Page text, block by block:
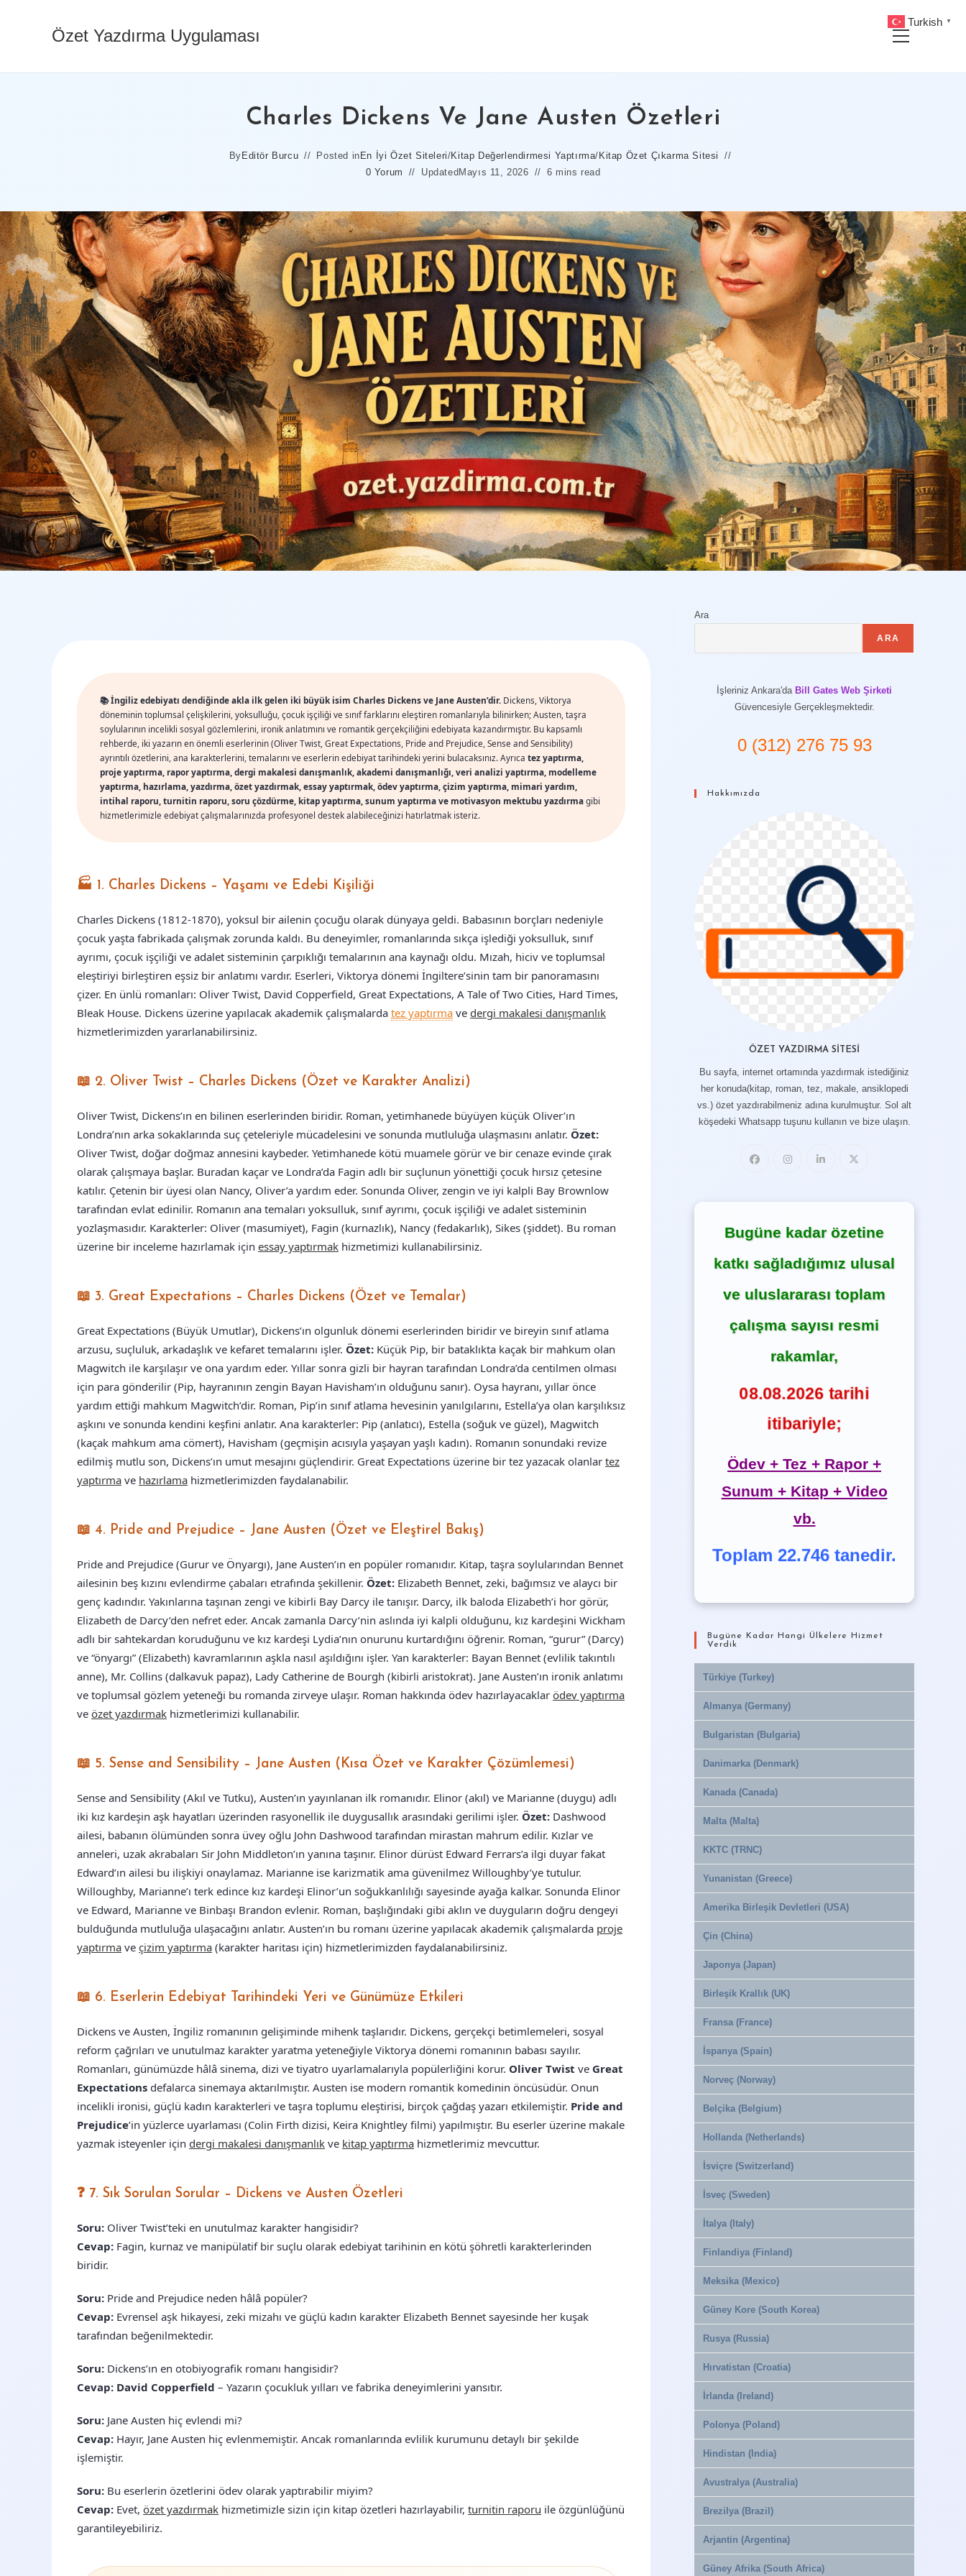
Özet Yazdırma Uygulaması
Main
Charles Dickens Ve Jane Austen Özetleri
By Editör Burcu Posted in En İyi Özet Siteleri/Kitap Değerlendirmesi Yaptırma/ Kitap Özet Çıkarma Sitesi
0 Yorum
Updated Mayıs 11, 2026 6 mins read
📚 İngiliz edebiyatı dendiğinde akla ilk gelen iki büyük isim Charles Dickens ve Jane Austen’dir. Dickens, Viktorya
döneminin toplumsal çelişkilerini, yoksulluğu, çocuk işçiliği ve sınıf farklarını eleştiren romanlarıyla bilinirken; Austen, taşra
soylularının incelikli sosyal gözlemlerini, ironik anlatımını ve romantik gerçekçiliğini edebiyata kazandırmıştır. Bu kapsamlı
rehberde, iki yazarın en önemli eserlerinin (Oliver Twist, Great Expectations, Pride and Prejudice, Sense and Sensibility)
ayrıntılı özetlerini, ana karakterlerini, temalarını ve eserlerin edebiyat tarihindeki yerini bulacaksınız. Ayrıca tez yaptırma,
proje yaptırma, rapor yaptırma, dergi makalesi danışmanlık, akademi danışmanlığı, veri analizi yaptırma, modelleme
yaptırma, hazırlama, yazdırma, özet yazdırmak, essay yaptırmak, ödev yaptırma, çizim yaptırma, mimari yardım,
intihal raporu, turnitin raporu, soru çözdürme, kitap yaptırma, sunum yaptırma ve motivasyon mektubu yazdırmagibi
hizmetlerimizle edebiyat çalışmalarınızda profesyonel destek alabileceğinizi hatırlatmak isteriz.
🏭 1. Charles Dickens – Yaşamı ve Edebi Kişiliği
Charles Dickens (1812-1870), yoksul bir ailenin çocuğu olarak dünyaya geldi. Babasının borçları nedeniyle
çocuk yaşta fabrikada çalışmak zorunda kaldı. Bu deneyimler, romanlarında sıkça işlediği yoksulluk, sınıf
ayrımı, çocuk işçiliği ve adalet sisteminin çarpıklığı temalarının ana kaynağı oldu. Mızah, hiciv ve toplumsal
eleştiriyi birleştiren eşsiz bir anlatımı vardır. Eserleri, Viktorya dönemi İngiltere’sinin tam bir panoramasını
çizer. En ünlü romanları: Oliver Twist, David Copperfield, Great Expectations, A Tale of Two Cities, Hard Times,
Bleak House. Dickens üzerine yapılacak akademik çalışmalarda tez yaptırma ve dergi makalesi danışmanlık
hizmetlerimizden yararlanabilirsiniz.
📖 2. Oliver Twist – Charles Dickens (Özet ve Karakter Analizi)
Oliver Twist, Dickens’ın en bilinen eserlerinden biridir. Roman, yetimhanede büyüyen küçük Oliver’ın
Londra’nın arka sokaklarında suç çeteleriyle mücadelesini ve sonunda mutluluğa ulaşmasını anlatır. Özet:
Oliver Twist, doğar doğmaz annesini kaybeder. Yetimhanede kötü muamele görür ve bir cenaze evinde çırak
olarak çalışmaya başlar. Buradan kaçar ve Londra’da Fagin adlı bir suçlunun yönettiği çocuk hırsız çetesine
katılır. Çetenin bir üyesi olan Nancy, Oliver’a yardım eder. Sonunda Oliver, zengin ve iyi kalpli Bay Brownlow
tarafından evlat edinilir. Romanın ana temaları yoksulluk, sınıf ayrımı, çocuk işçiliği ve adalet sisteminin
yozlaşmasıdır. Karakterler: Oliver (masumiyet), Fagin (kurnazlık), Nancy (fedakarlık), Sikes (şiddet). Bu roman
üzerine bir inceleme hazırlamak için essay yaptırmak hizmetimizi kullanabilirsiniz.
📖 3. Great Expectations – Charles Dickens (Özet ve Temalar)
Great Expectations (Büyük Umutlar), Dickens’ın olgunluk dönemi eserlerinden biridir ve bireyin sınıf atlama
arzusu, suçluluk, arkadaşlık ve kefaret temalarını işler. Özet: Küçük Pip, bir bataklıkta kaçak bir mahkum olan
Magwitch ile karşılaşır ve ona yardım eder. Yıllar sonra gizli bir hayran tarafından Londra’da centilmen olması
için para gönderilir (Pip, hayranının zengin Bayan Havisham’ın olduğunu sanır). Oysa hayranı, yıllar önce
yardım ettiği mahkum Magwitch’dir. Roman, Pip’in sınıf atlama hevesinin yanılgılarını, Estella’ya olan karşılıksız
aşkını ve sonunda kendini keşfini anlatır. Ana karakterler: Pip (anlatıcı), Estella (soğuk ve güzel), Magwitch
(kaçak mahkum ama cömert), Havisham (geçmişin acısıyla yaşayan yaşlı kadın). Romanın sonundaki revize
edilmiş mutlu son, Dickens’ın umut mesajını güçlendirir. Great Expectations üzerine bir tez yazacak olanlar tez
yaptırma ve hazırlama hizmetlerimizden faydalanabilir.
📖 4. Pride and Prejudice – Jane Austen (Özet ve Eleştirel Bakış)
Pride and Prejudice (Gurur ve Önyargı), Jane Austen’ın en popüler romanıdır. Kitap, taşra soylularından Bennet
ailesinin beş kızını evlendirme çabaları etrafında şekillenir. Özet: Elizabeth Bennet, zeki, bağımsız ve alaycı bir
genç kadındır. Yakınlarına taşınan zengi ve kibirli Bay Darcy ile tanışır. Darcy, ilk baloda Elizabeth’i hor görür,
Elizabeth de Darcy’den nefret eder. Ancak zamanla Darcy’nin aslında iyi kalpli olduğunu, kız kardeşini Wickham
adlı bir sahtekardan koruduğunu ve kız kardeşi Lydia’nın onurunu kurtardığını öğrenir. Roman, “gurur” (Darcy)
ve “önyargı” (Elizabeth) kavramlarının aşkla nasıl aşıldığını işler. Yan karakterler: Bayan Bennet (evlilik takıntılı
anne), Mr. Collins (dalkavuk papaz), Lady Catherine de Bourgh (kibirli aristokrat). Jane Austen’ın ironik anlatımı
ve toplumsal gözlem yeteneği bu romanda zirveye ulaşır. Roman hakkında ödev hazırlayacaklar ödev yaptırma
ve özet yazdırmak hizmetlerimizi kullanabilir.
📖 5. Sense and Sensibility – Jane Austen (Kısa Özet ve Karakter Çözümlemesi)
Sense and Sensibility (Akıl ve Tutku), Austen’ın yayınlanan ilk romanıdır. Elinor (akıl) ve Marianne (duygu) adlı
iki kız kardeşin aşk hayatları üzerinden rasyonellik ile duygusallık arasındaki gerilimi işler. Özet: Dashwood
ailesi, babanın ölümünden sonra üvey oğlu John Dashwood tarafından mirastan mahrum edilir. Kızlar ve
anneleri, uzak akrabaları Sir John Middleton’ın yanına taşınır. Elinor dürüst Edward Ferrars’a ilgi duyar fakat
Edward’ın ailesi bu ilişkiyi onaylamaz. Marianne ise karizmatik ama güvenilmez Willoughby’ye tutulur.
Willoughby, Marianne’ı terk edince kız kardeşi Elinor’un soğukkanlılığı sayesinde ayağa kalkar. Sonunda Elinor
ve Edward, Marianne ve Binbaşı Brandon evlenir. Roman, başlığındaki gibi aklın ve duyguların doğru dengeyi
bulduğunda mutluluğa ulaşacağını anlatır. Austen’ın bu romanı üzerine yapılacak akademik çalışmalarda proje
yaptırma ve çizim yaptırma (karakter haritası için) hizmetlerimizden faydalanabilirsiniz.
📖 6. Eserlerin Edebiyat Tarihindeki Yeri ve Günümüze Etkileri
Dickens ve Austen, İngiliz romanının gelişiminde mihenk taşlarıdır. Dickens, gerçekçi betimlemeleri, sosyal
reform çağrıları ve unutulmaz karakter yaratma yeteneğiyle Viktorya dönemi romanının babası sayılır.
Romanları, günümüzde hâlâ sinema, dizi ve tiyatro uyarlamalarıyla popülerliğini korur. Oliver Twist ve Great
Expectations defalarca sinemaya aktarılmıştır. Austen ise modern romantik komedinin öncüsüdür. Onun
incelikli ironisi, güçlü kadın karakterleri ve taşra toplumu eleştirisi, birçok çağdaş yazarı etkilemiştir. Pride and
Prejudice’in yüzlerce uyarlaması (Colin Firth dizisi, Keira Knightley filmi) yapılmıştır. Bu eserler üzerine makale
yazmak isteyenler için dergi makalesi danışmanlık ve kitap yaptırma hizmetlerimiz mevcuttur.
❓ 7. Sık Sorulan Sorular – Dickens ve Austen Özetleri
Soru: Oliver Twist’teki en unutulmaz karakter hangisidir?
Cevap: Fagin, kurnaz ve manipülatif bir suçlu olarak edebiyat tarihinin en kötü şöhretli karakterlerinden
biridir.
Soru: Pride and Prejudice neden hâlâ popüler?
Cevap: Evrensel aşk hikayesi, zeki mizahı ve güçlü kadın karakter Elizabeth Bennet sayesinde her kuşak
tarafından beğenilmektedir.
Soru: Dickens’ın en otobiyografik romanı hangisidir?
Cevap: David Copperfield – Yazarın çocukluk yılları ve fabrika deneyimlerini yansıtır.
Soru: Jane Austen hiç evlendi mi?
Cevap: Hayır, Jane Austen hiç evlenmemiştir. Ancak romanlarında evlilik kurumunu detaylı bir şekilde
işlemiştir.
Soru: Bu eserlerin özetlerini ödev olarak yaptırabilir miyim?
Cevap: Evet, özet yazdırmak hizmetimizle sizin için kitap özetleri hazırlayabilir, turnitin raporu ile özgünlüğünü
garantileyebiliriz.
Ara
ARA
İşleriniz Ankara'da Bill Gates Web Şirketi
Güvencesiyle Gerçekleşmektedir.
0 (312) 276 75 93
Hakkımızda
ÖZET YAZDIRMA SITESI
Bu sayfa, internet ortamında yazdırmak istediğiniz
her konuda(kitap, roman, tez, makale, ansiklopedi
vs.) özet yazdırabilmeniz adına kurulmuştur. Sol alt
köşedeki Whatsapp tuşunu kullanın ve bize ulaşın.
Bugüne kadar özetine
katkı sağladığımız ulusal
ve uluslararası toplam
çalışma sayısı resmi
rakamlar,
08.08.2026 tarihi
itibariyle;
Ödev + Tez + Rapor +
Sunum + Kitap + Video
vb.
Toplam 22.746 tanedir.
Bugüne Kadar Hangi Ülkelere Hizmet
Verdik
Türkiye (Turkey)
Almanya (Germany)
Bulgaristan (Bulgaria)
Danimarka (Denmark)
Kanada (Canada)
Malta (Malta)
KKTC (TRNC)
Yunanistan (Greece)
Amerika Birleşik Devletleri (USA)
Çin (China)
Japonya (Japan)
Birleşik Krallık (UK)
Fransa (France)
İspanya (Spain)
Norveç (Norway)
Belçika (Belgium)
Hollanda (Netherlands)
İsviçre (Switzerland)
İsveç (Sweden)
İtalya (Italy)
Finlandiya (Finland)
Meksika (Mexico)
Güney Kore (South Korea)
Rusya (Russia)
Hırvatistan (Croatia)
İrlanda (Ireland)
Polonya (Poland)
Hindistan (India)
Avustralya (Australia)
Brezilya (Brazil)
Arjantin (Argentina)
Güney Afrika (South Africa)
Turkish ▼